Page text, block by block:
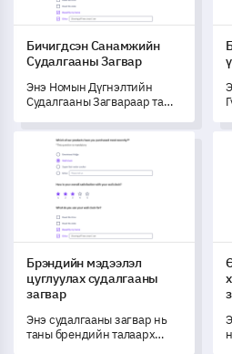
Бичигдсэн Санамжийн
Судалгааны Загвар
Энэ Номын Дүгнэлтийн
Судалгааны Загвараар та
ур чадвар, сонирхол,
мэргэшлийг үр дүнтэйгээр
үнэлж чадна.
Брэндийн мэдээлэл цуглуулах
Брэндийн мэдээлэл
цуглуулах судалгааны
загвар
Энэ судалгааны загвар нь
таны брендийн талаарх